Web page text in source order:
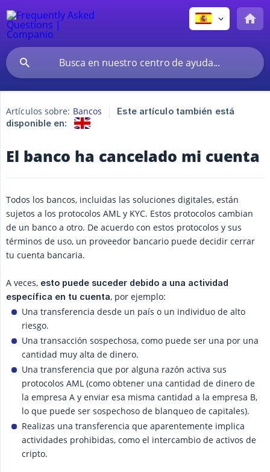
Artículos sobre: Bancos
Este artículo también está
disponible en:
El banco ha cancelado mi cuenta
Todos los bancos, incluidas las soluciones digitales, están
sujetos a los protocolos AML y KYC. Estos protocolos cambian
de un banco a otro. De acuerdo con estos protocolos y sus
términos de uso, un proveedor bancario puede decidir cerrar
tu cuenta bancaria.
A veces, esto puede suceder debido a una actividad
específica en tu cuenta, por ejemplo:
Una transferencia desde un país o un individuo de alto
riesgo.
Una transacción sospechosa, como puede ser una por una
cantidad muy alta de dinero.
Una transferencia que por alguna razón activa sus
protocolos AML (como obtener una cantidad de dinero de
la empresa A y enviar esa misma cantidad a la empresa B,
lo que puede ser sospechoso de blanqueo de capitales).
Realizas una transferencia que aparentemente implica
actividades prohibidas, como el intercambio de activos de
cripto.